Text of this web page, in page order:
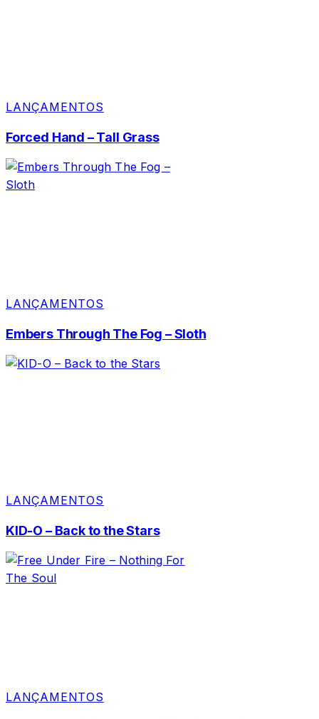
LANÇAMENTOS
Forced Hand – Tall Grass
LANÇAMENTOS
Embers Through The Fog – Sloth
LANÇAMENTOS
KID-O – Back to the Stars
LANÇAMENTOS